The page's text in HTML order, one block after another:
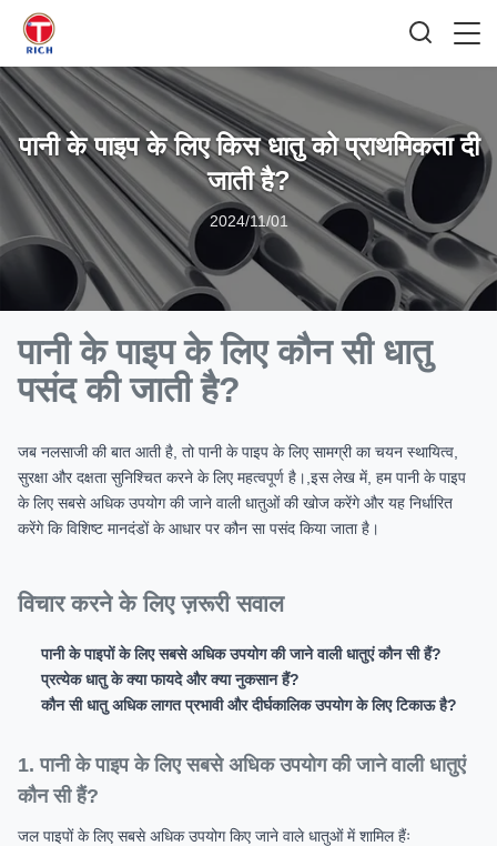
पानी के पाइप के लिए किस धातु को प्राथमिकता दी
जाती है?
2024/11/01
पानी के पाइप के लिए कौन सी धातु
पसंद की जाती है?
जब नलसाजी की बात आती है, तो पानी के पाइप के लिए सामग्री का चयन स्थायित्व,
सुरक्षा और दक्षता सुनिश्चित करने के लिए महत्वपूर्ण है।,इस लेख में, हम पानी के पाइप
के लिए सबसे अधिक उपयोग की जाने वाली धातुओं की खोज करेंगे और यह निर्धारित
करेंगे कि विशिष्ट मानदंडों के आधार पर कौन सा पसंद किया जाता है।
विचार करने के लिए ज़रूरी सवाल
पानी के पाइपों के लिए सबसे अधिक उपयोग की जाने वाली धातुएं कौन सी हैं?
प्रत्येक धातु के क्या फायदे और क्या नुकसान हैं?
कौन सी धातु अधिक लागत प्रभावी और दीर्घकालिक उपयोग के लिए टिकाऊ है?
1. पानी के पाइप के लिए सबसे अधिक उपयोग की जाने वाली धातुएं
कौन सी हैं?
जल पाइपों के लिए सबसे अधिक उपयोग किए जाने वाले धातुओं में शामिल हैंः